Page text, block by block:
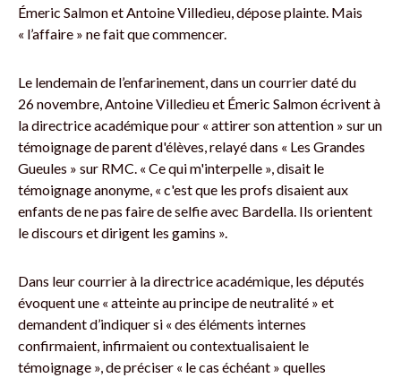
Émeric Salmon et Antoine Villedieu, dépose plainte. Mais
« l’affaire » ne fait que commencer.
Le lendemain de l’enfarinement, dans un courrier daté du
26 novembre, Antoine Villedieu et Émeric Salmon écrivent à
la directrice académique pour « attirer son attention » sur un
témoignage de parent d'élèves, relayé dans « Les Grandes
Gueules » sur RMC. « Ce qui m'interpelle », disait le
témoignage anonyme, « c'est que les profs disaient aux
enfants de ne pas faire de selfie avec Bardella. Ils orientent
le discours et dirigent les gamins ».
Dans leur courrier à la directrice académique, les députés
évoquent une « atteinte au principe de neutralité » et
demandent d’indiquer si « des éléments internes
confirmaient, infirmaient ou contextualisaient le
témoignage », de préciser « le cas échéant » quelles